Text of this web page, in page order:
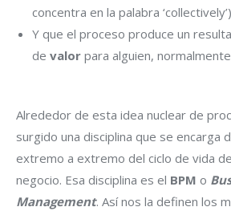
concentra en la palabra ‘collectively’)
Y que el proceso produce un
de valor para alguien,
Alrededor de esta idea nuclear de
surgido una disciplina que se encarga
extremo a extremo del ciclo de vida
negocio. Esa disciplina es el BPM o
Management. Así nos la definen los